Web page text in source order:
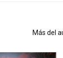
Más del